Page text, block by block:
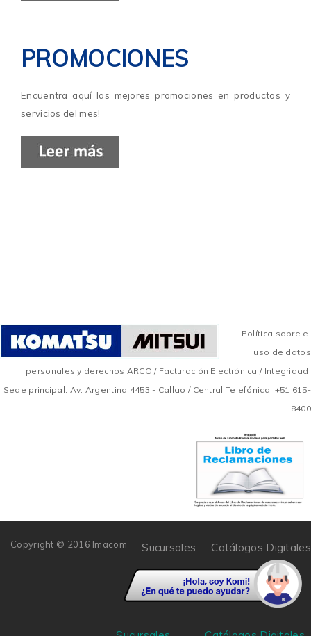
PROMOCIONES
Encuentra aquí las mejores promociones en productos y
servicios del mes!
Política sobre el
uso de datos
personales y derechos ARCO/ Facturación Electrónica / Integridad
Sede principal: Av. Argentina 4453 - Callao / Central Telefónica: +51 615-
8400
Copyright © 2016 Imacom Sucursales Catálogos Digitales